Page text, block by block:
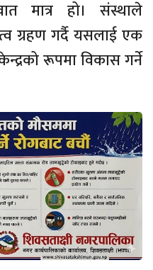
मात्र हो। संस्थाले
ग्रहण गर्दै यसलाई एक
रूपमा विकास गर्ने